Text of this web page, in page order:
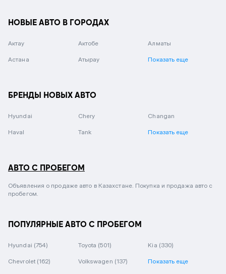
НОВЫЕ АВТО В ГОРОДАХ
Актау Актобе Алматы
Астана Атырау Показать еще
БРЕНДЫ НОВЫХ АВТО
Hyundai Chery Changan
Haval Tank Показать еще
АВТО С ПРОБЕГОМ
Объявления о продаже авто в Казахстане. Покупка и продажа авто с
пробегом.
ПОПУЛЯРНЫЕ АВТО С ПРОБЕГОМ
Hyundai (754) Toyota (501) Kia (330)
Chevrolet (162) Volkswagen (137) Показать еще